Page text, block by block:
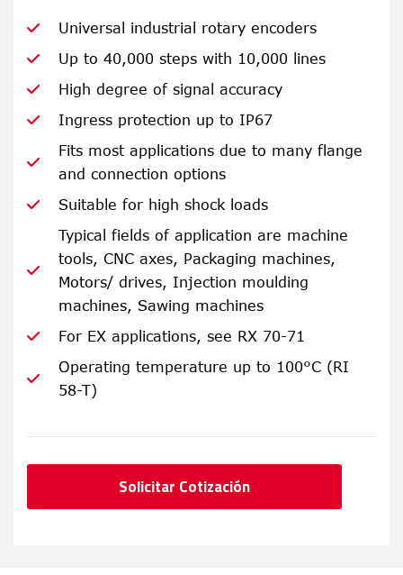
Universal industrial rotary encoders
Up to 40,000 steps with 10,000 lines
High degree of signal accuracy
Ingress protection up to IP67
Fits most applications due to many flange
and connection options
Suitable for high shock loads
Typical fields of application are machine
tools, CNC axes, Packaging machines,
Motors/ drives, Injection moulding
machines, Sawing machines
For EX applications, see RX 70-71
Operating temperature up to 100°C (RI
58-T)
Solicitar Cotización